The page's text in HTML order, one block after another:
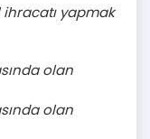
ihracatı yapmak
olan
olan